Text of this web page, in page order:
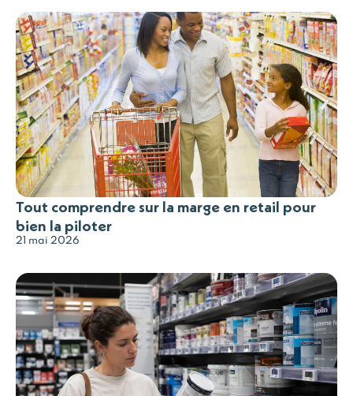
Tout comprendre sur la marge en retail pour
bien la piloter
21 mai 2026